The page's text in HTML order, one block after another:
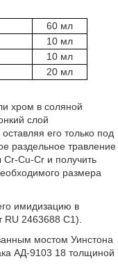
60 мл
10 мл
10 мл
20 мл
хром в соляной
слой
его только под
раздельное травление
Cr-Cu-Cr и получить
размера
имидизацию в
RU 2463688 C1).
мостом Уинстона
АД-9103 18 толщиной